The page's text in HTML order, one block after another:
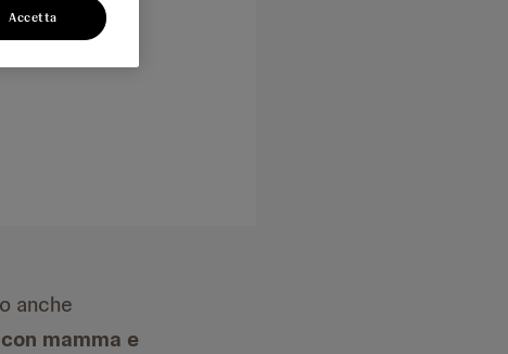
anche
mamma e
Accetta